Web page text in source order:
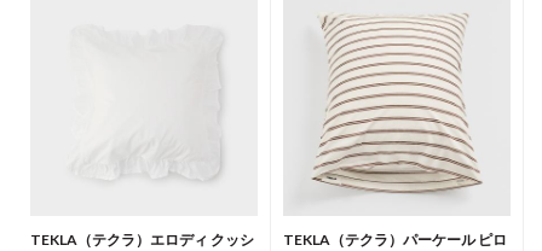
TEKLA（テクラ）エロディ クッシ
TEKLA（テクラ）パーケール ピロ